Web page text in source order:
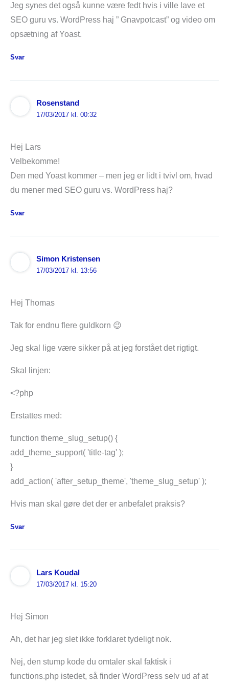
Jeg synes det også kunne være fedt hvis i ville lave et
SEO guru vs. WordPress haj ” Gnavpotcast” og video om
opsætning af Yoast.
Svar
Rosenstand
17/03/2017 kl. 00:32
Hej Lars
Velbekomme!
Den med Yoast kommer – men jeg er lidt i tvivl om, hvad
du mener med SEO guru vs. WordPress haj?
Svar
Simon Kristensen
17/03/2017 kl. 13:56
Hej Thomas
Tak for endnu flere guldkorn 😉
Jeg skal lige være sikker på at jeg forstået det rigtigt.
Skal linjen:
<?php
Erstattes med:
function theme_slug_setup() {
add_theme_support( 'title-tag' );
}
add_action( 'after_setup_theme', 'theme_slug_setup' );
Hvis man skal gøre det der er anbefalet praksis?
Svar
Lars Koudal
17/03/2017 kl. 15:20
Hej Simon
Ah, det har jeg slet ikke forklaret tydeligt nok.
Nej, den stump kode du omtaler skal faktisk i
functions.php istedet, så finder WordPress selv ud af at